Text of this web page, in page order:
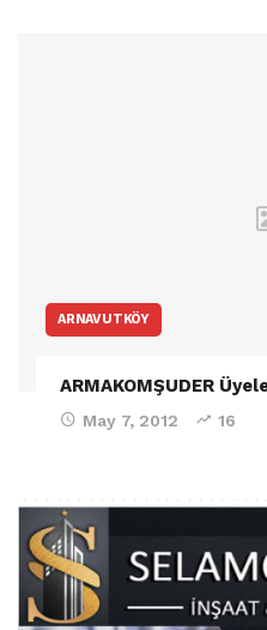
ARNAVUTKÖY
ARMAKOMŞUDER
May 7, 2012 16